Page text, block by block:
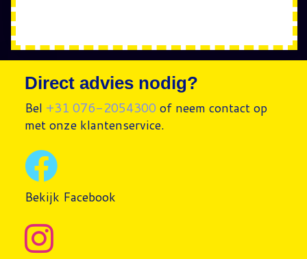
Direct advies nodig?
Bel +31 076-2054300 of neem contact op
met onze klantenservice.
Bekijk Facebook